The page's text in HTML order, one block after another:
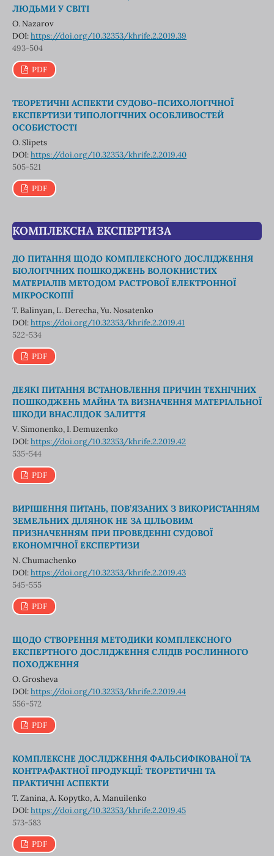
ЛЮДЬМИ У СВІТІ
O. Nazarov
DOI:https://doi.org/10.32353/khrife.2.2019.39
493-504
PDF
ТЕОРЕТИЧНІ АСПЕКТИ СУДОВО-ПСИХОЛОГІЧНОЇ
ЕКСПЕРТИЗИ ТИПОЛОГІЧНИХ ОСОБЛИВОСТЕЙ
ОСОБИСТОСТІ
O. Slipets
DOI:https://doi.org/10.32353/khrife.2.2019.40
505-521
PDF
КОМПЛЕКСНА ЕКСПЕРТИЗА
ДО ПИТАННЯ ЩОДО КОМПЛЕКСНОГО ДОСЛІДЖЕННЯ
БІОЛОГІЧНИХ ПОШКОДЖЕНЬ ВОЛОКНИСТИХ
МАТЕРІАЛІВ МЕТОДОМ РАСТРОВОЇ ЕЛЕКТРОННОЇ
МІКРОСКОПІЇ
T. Balinyan, L. Derecha, Yu. Nosatenko
DOI:https://doi.org/10.32353/khrife.2.2019.41
522-534
PDF
ДЕЯКІ ПИТАННЯ ВСТАНОВЛЕННЯ ПРИЧИН ТЕХНІЧНИХ
ПОШКОДЖЕНЬ МАЙНА ТА ВИЗНАЧЕННЯ МАТЕРІАЛЬНОЇ
ШКОДИ ВНАСЛІДОК ЗАЛИТТЯ
V. Simonenko, I. Demuzenko
DOI:https://doi.org/10.32353/khrife.2.2019.42
535-544
PDF
ВИРІШЕННЯ ПИТАНЬ, ПОВ’ЯЗАНИХ З ВИКОРИСТАННЯМ
ЗЕМЕЛЬНИХ ДІЛЯНОК НЕ ЗА ЦІЛЬОВИМ
ПРИЗНАЧЕННЯМ ПРИ ПРОВЕДЕННІ СУДОВОЇ
ЕКОНОМІЧНОЇ ЕКСПЕРТИЗИ
N. Chumachenko
DOI:https://doi.org/10.32353/khrife.2.2019.43
545-555
PDF
ЩОДО СТВОРЕННЯ МЕТОДИКИ КОМПЛЕКСНОГО
ЕКСПЕРТНОГО ДОСЛІДЖЕННЯ СЛІДІВ РОСЛИННОГО
ПОХОДЖЕННЯ
O. Grosheva
DOI:https://doi.org/10.32353/khrife.2.2019.44
556-572
PDF
КОМПЛЕКСНЕ ДОСЛІДЖЕННЯ ФАЛЬСИФІКОВАНОЇ ТА
КОНТРАФАКТНОЇ ПРОДУКЦІЇ: ТЕОРЕТИЧНІ ТА
ПРАКТИЧНІ АСПЕКТИ
T. Zanina, A. Kopytko, A. Manuilenko
DOI:https://doi.org/10.32353/khrife.2.2019.45
573-583
PDF